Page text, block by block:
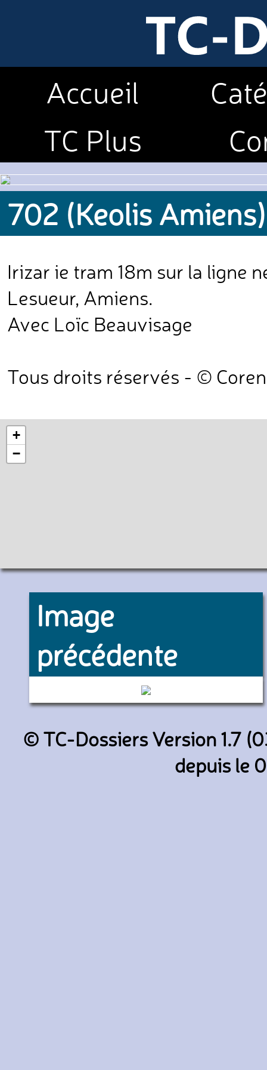
Accueil
TC Plus
702 (Keolis Amiens)
Irizar ie tram 18m sur la ligne
Lesueur, Amiens.
Avec Loïc Beauvisage
Tous droits réservés - ©
+
−
Image
précédente
4939 (RATP)
© TC-Dossiers Version 1.7
depuis le